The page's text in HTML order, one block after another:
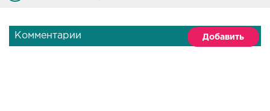
Комментарии Добавить